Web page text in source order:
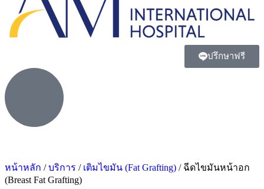
ปรึกษาฟรี
หน้าหลัก /บริการ / เติมไขมัน (Fat Grafting) / ฉีดไขมันหน้าอก
(Breast Fat Grafting)